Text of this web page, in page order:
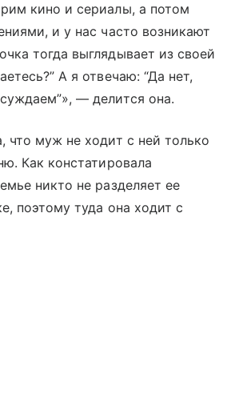
кино и сериалы, а потом
и у нас часто возникают
тогда выглядывает из своей
А я отвечаю: “Да нет,
— делится она.
что муж не ходит с ней только
Как констатировала
никто не разделяет ее
поэтому туда она ходит с